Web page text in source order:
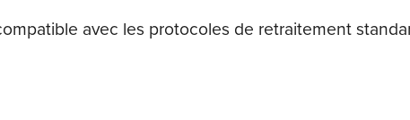
avec les protocoles de retraitement